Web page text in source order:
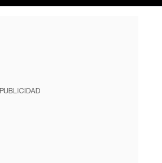
PUBLICIDAD